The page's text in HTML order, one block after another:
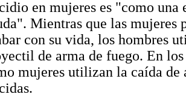
en mujeres es "como una
Mientras que las mujeres
con su vida, los hombres
de arma de fuego. En
mujeres utilizan la caída